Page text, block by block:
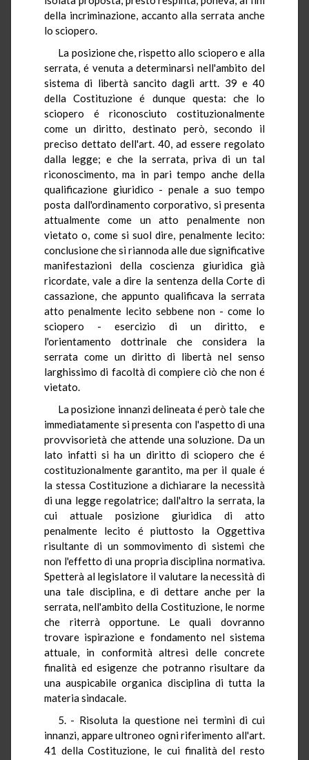
della incriminazione, accanto alla serrata anche
lo sciopero.
La posizione che, rispetto allo sciopero e alla
serrata, é venuta a determinarsi nell'ambito del
sistema di libertà sancito dagli artt. 39 e 40
della Costituzione é dunque questa: che lo
sciopero é riconosciuto costituzionalmente
come un diritto, destinato però, secondo il
preciso dettato dell'art. 40, ad essere regolato
dalla legge; e che la serrata, priva di un tal
riconoscimento, ma in pari tempo anche della
qualificazione giuridico - penale a suo tempo
posta dall'ordinamento corporativo, si presenta
attualmente come un atto penalmente non
vietato o, come si suol dire, penalmente lecito:
conclusione che si riannoda alle due significative
manifestazioni della coscienza giuridica già
ricordate, vale a dire la sentenza della Corte di
cassazione, che appunto qualificava la serrata
atto penalmente lecito sebbene non - come lo
sciopero - esercizio di un diritto, e
l'orientamento dottrinale che considera la
serrata come un diritto di libertà nel senso
larghissimo di facoltà di compiere ciò che non é
vietato.
La posizione innanzi delineata é però tale che
immediatamente si presenta con l'aspetto di una
provvisorietà che attende una soluzione. Da un
lato infatti si ha un diritto di sciopero che é
costituzionalmente garantito, ma per il quale é
la stessa Costituzione a dichiarare la necessità
di una legge regolatrice; dall'altro la serrata, la
cui attuale posizione giuridica di atto
penalmente lecito é piuttosto la Oggettiva
risultante di un sommovimento di sistemi che
non l'effetto di una propria disciplina normativa.
Spetterà al legislatore il valutare la necessità di
una tale disciplina, e di dettare anche per la
serrata, nell'ambito della Costituzione, le norme
che riterrà opportune. Le quali dovranno
trovare ispirazione e fondamento nel sistema
attuale, in conformità altresì delle concrete
finalità ed esigenze che potranno risultare da
una auspicabile organica disciplina di tutta la
materia sindacale.
5. - Risoluta la questione nei termini di cui
innanzi, appare ultroneo ogni riferimento all'art.
41 della Costituzione, le cui finalità del resto